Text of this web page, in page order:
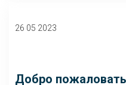
26 05 2023
Добро